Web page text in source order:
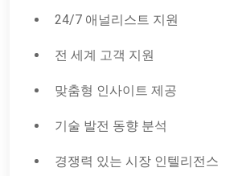
24/7 애널리스트 지원
전 세계 고객 지원
맞춤형 인사이트 제공
기술 발전 동향 분석
경쟁력 있는 시장 인텔리전스